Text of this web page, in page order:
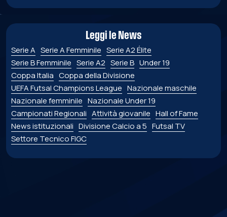
Leggi le News
Serie A Serie A Femminile Serie A2 Élite
Serie B Femminile Serie A2 Serie B Under 19
Coppa Italia Coppa della Divisione
UEFA Futsal Champions League Nazionale maschile
Nazionale femminile Nazionale Under 19
Campionati Regionali Attività giovanile Hall of Fame
News istituzionali Divisione Calcio a 5 Futsal TV
Settore Tecnico FIGC